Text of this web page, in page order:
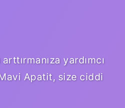
yardımcı
Apatit, size ciddi